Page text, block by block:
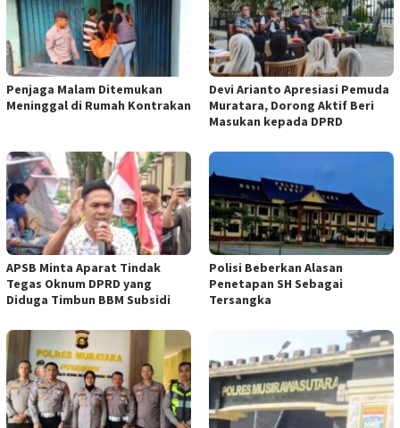
Penjaga Malam Ditemukan
Meninggal di Rumah Kontrakan
Devi Arianto Apresiasi Pemuda
Muratara, Dorong Aktif Beri
Masukan kepada DPRD
APSB Minta Aparat Tindak
Tegas Oknum DPRD yang
Diduga Timbun BBM Subsidi
Polisi Beberkan Alasan
Penetapan SH Sebagai
Tersangka